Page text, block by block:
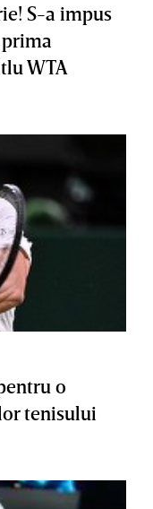
S-a impus
WTA
o
tenisului